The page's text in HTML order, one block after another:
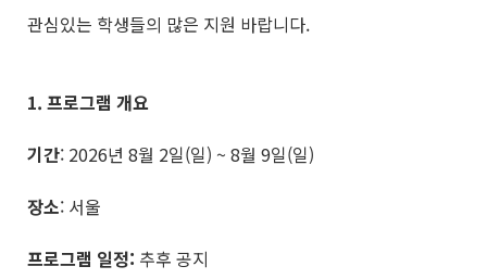
관심있는 학생들의 많은 지원 바랍니다.
1. 프로그램 개요
기간: 2026년 8월 2일(일) ~ 8월 9일(일)
장소: 서울
프로그램 일정: 추후 공지